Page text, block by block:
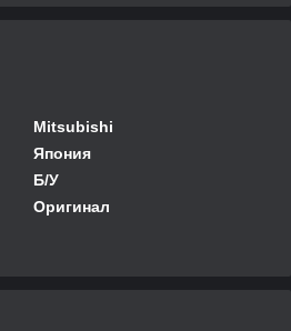
Mitsubishi
Япония
Б/У
Оригинал